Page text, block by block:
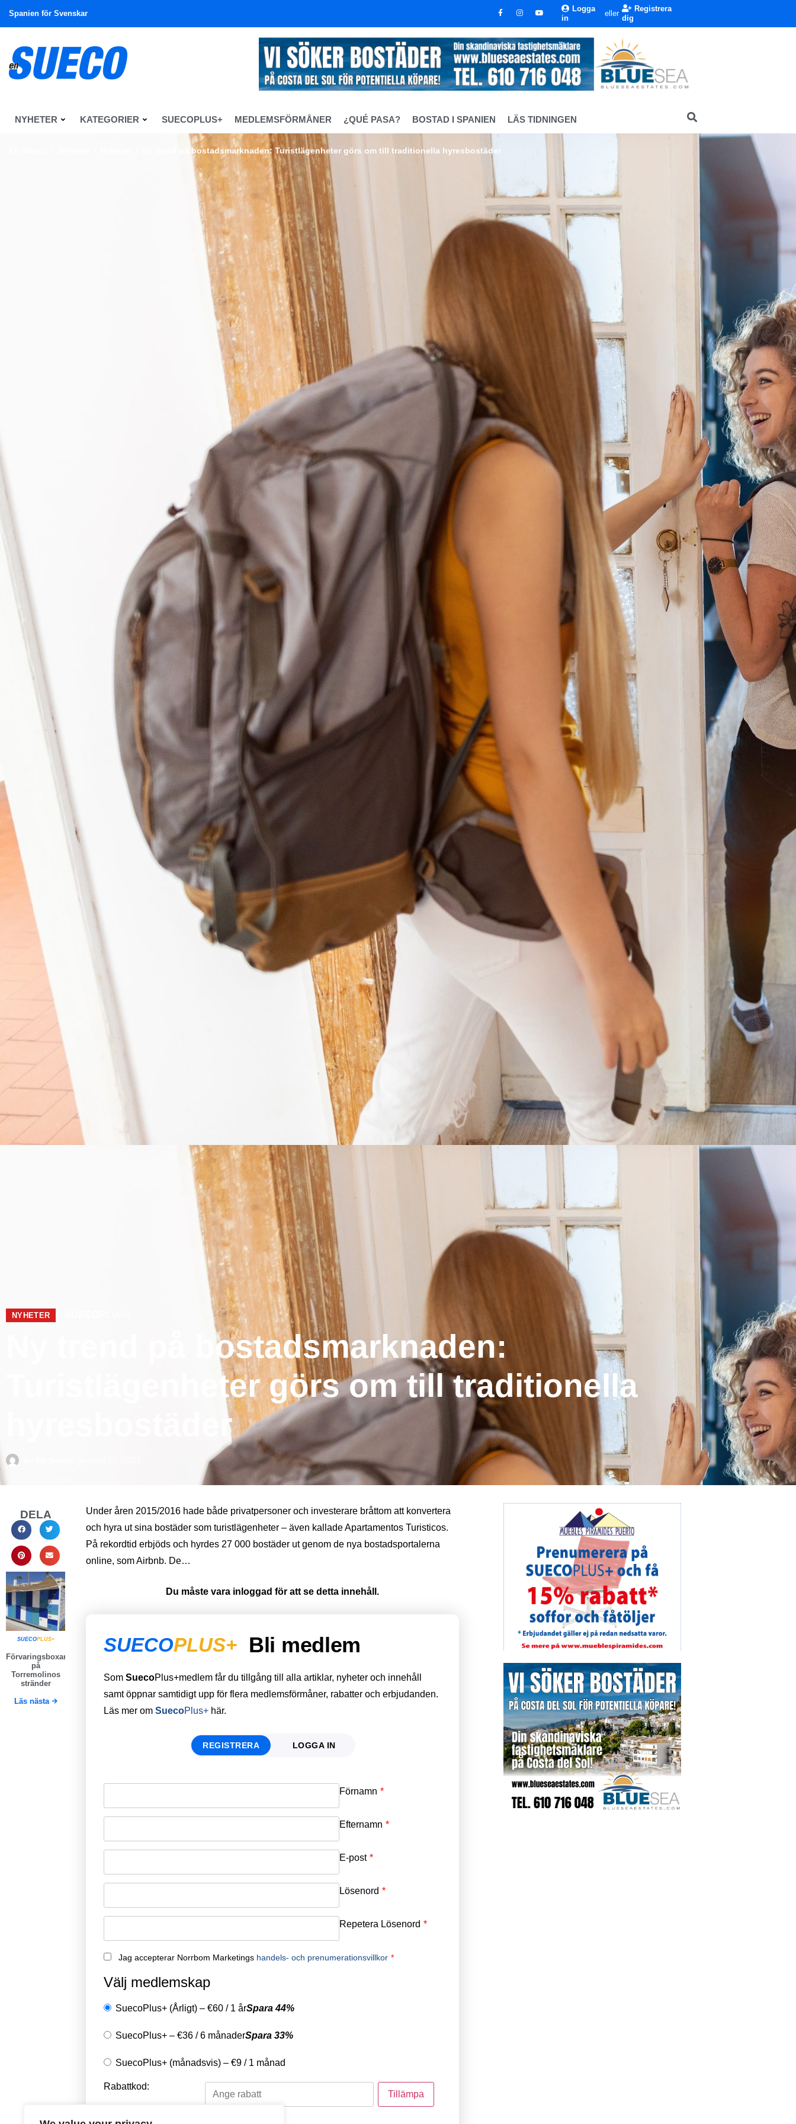
Spanien för Svenskar
Logga
in
eller
Registrera
dig
NYHETER KATEGORIER SUECOPLUS+ MEDLEMSFÖRMÅNER ¿QUÉ PASA? BOSTAD I SPANIEN LÄS TIDNINGEN
Ny trend på bostadsmarknaden: Turistlägenheter görs om till traditionella hyresbostäder
NYHETER
Ny trend på bostadsmarknaden:
Turistlägenheter görs om till traditionella
hyresbostäder
DELA
SUECOPLUS+
Förvaringsboxar
på
Torremolinos
stränder
Läs nästa
Under åren 2015/2016 hade både privatpersoner och investerare bråttom att konvertera
och hyra ut sina bostäder som turistlägenheter – även kallade Apartamentos Turisticos.
På rekordtid erbjöds och hyrdes 27 000 bostäder ut genom de nya bostadsportalerna
online, som Airbnb. De…
Du måste vara inloggad för att se detta innehåll.
SUECOPLUS+ Bli medlem
Som SuecoPlus+medlem får du tillgång till alla artiklar, nyheter och innehåll
samt öppnar samtidigt upp för flera medlemsförmåner, rabatter och erbjudanden.
Läs mer om SuecoPlus+ här.
REGISTRERA LOGGA IN
Förnamn *
Efternamn *
E-post *
Lösenord *
Repetera Lösenord *
Jag accepterar Norrbom Marketings handels- och prenumerationsvillkor *
Välj medlemskap
SuecoPlus+ (Årligt) – €60 / 1 årSpara 44%
SuecoPlus+ – €36 /6 månaderSpara 33%
SuecoPlus+ (månadsvis) – €9 / 1 månad
Rabattkod:
Email
Password